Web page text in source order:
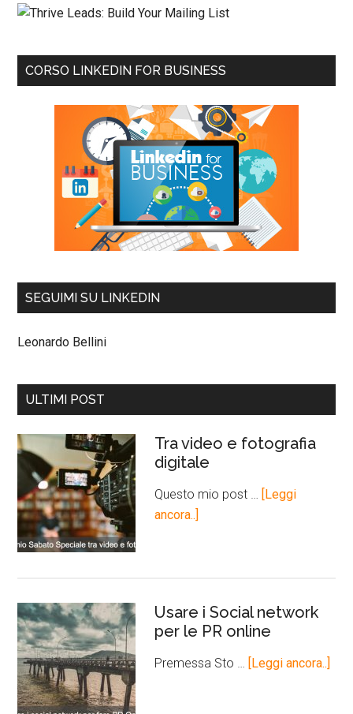
CORSO LINKEDIN FOR BUSINESS
SEGUIMI SU LINKEDIN
Leonardo Bellini
ULTIMI POST
Tra video e fotografia
digitale
Questo mio post …
[Leggi
ancora..]
Usare i Social network
per le PR online
Premessa Sto … [Leggi ancora..]